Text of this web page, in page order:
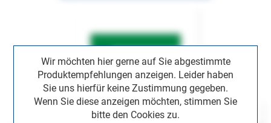
Wir möchten hier gerne auf Sie abgestimmte
Produktempfehlungen anzeigen. Leider haben
Sie uns hierfür keine Zustimmung gegeben.
Wenn Sie diese anzeigen möchten, stimmen Sie
bitte den Cookies zu.